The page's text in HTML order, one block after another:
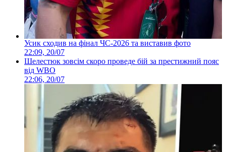
Усик сходив на фінал ЧС-2026 та виставив фото
22:09, 20/07
Шелестюк зовсім скоро проведе бій за престижний пояс
від WBO
22:06, 20/07